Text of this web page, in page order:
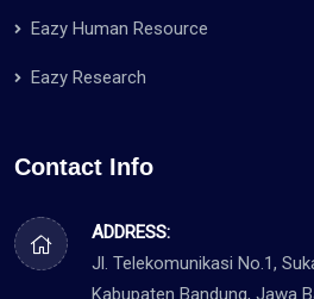
Eazy Human Resource
Eazy Research
Contact Info
ADDRESS:
Jl. Telekomunikasi No.1,
Kabupaten Bandung, Jawa